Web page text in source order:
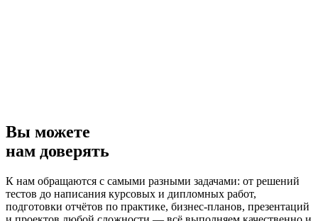
Вы можете
нам доверять
К нам обращаются с самыми разными задачами: от решений
тестов до написания курсовых и дипломных работ,
подготовки отчётов по практике, бизнес-планов, презентаций